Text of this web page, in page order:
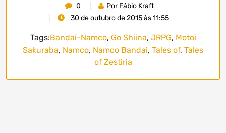
0
Por Fábio Kraft
30 de outubro de 2015 às 11:55
Tags:Bandai-Namco, Go Shiina, JRPG, Motoi
Sakuraba, Namco, Namco Bandai, Tales of, Tales
of Zestiria